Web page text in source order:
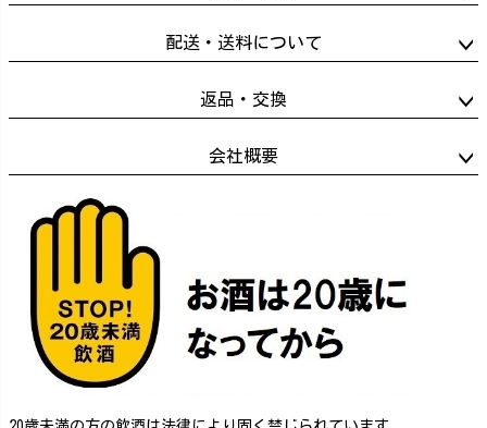
配送・送料について
返品・交換
会社概要